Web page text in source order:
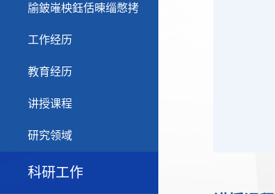
牏鈹嶉柍鈺佸暕缁憋拷
工作经历
教育经历
讲授课程
研究领域
科研工作